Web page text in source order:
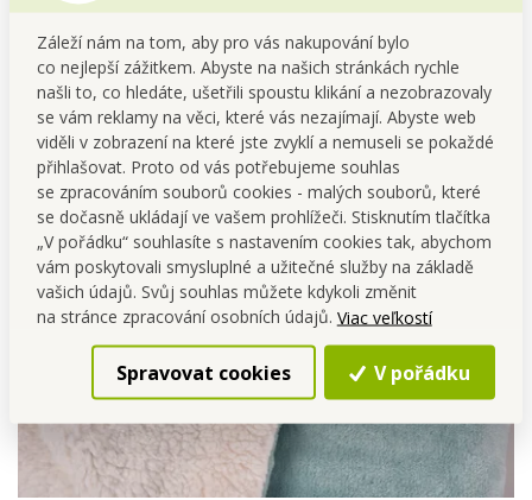
Záleží nám na tom, aby pro vás nakupování bylo
co nejlepší zážitkem. Abyste na našich stránkách rychle
našli to, co hledáte, ušetřili spoustu klikání a nezobrazovaly
se vám reklamy na věci, které vás nezajímají. Abyste web
viděli v zobrazení na které jste zvyklí a nemuseli se pokaždé
přihlašovat. Proto od vás potřebujeme souhlas
se zpracováním souborů cookies - malých souborů, které
se dočasně ukládají ve vašem prohlížeči. Stisknutím tlačítka
„V pořádku“ souhlasíte s nastavením cookies tak, abychom
vám poskytovali smysluplné a užitečné služby na základě
vašich údajů. Svůj souhlas můžete kdykoli změnit
na stránce zpracování osobních údajů. Viac veľkostí
Spravovat cookies V pořádku
Ideální pro přikrytí (třeba na
pohovce) během chladných
dnů.